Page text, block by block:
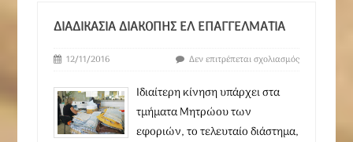
ΔΙΑΔΙΚΑΣΊΑ ΔΙΑΚΟΠΉΣ ΕΛ ΕΠΑΓΓΕΛΜΑΤΙΑ
12/11/2016 Δεν επιτρέπεται σχολιασμός
Ιδιαίτερη κίνηση υπάρχει στα
τμήματα Μητρώου των
εφοριών, το τελευταίο διάστημα,